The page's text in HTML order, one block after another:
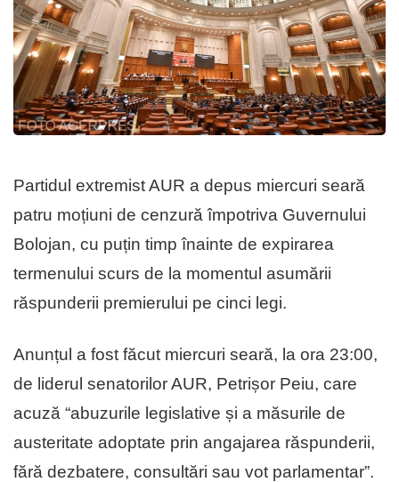
Partidul extremist AUR a depus miercuri seară
patru moțiuni de cenzură împotriva Guvernului
Bolojan, cu puțin timp înainte de expirarea
termenului scurs de la momentul asumării
răspunderii premierului pe cinci legi.
Anunțul a fost făcut miercuri seară, la ora 23:00,
de liderul senatorilor AUR, Petrișor Peiu, care
acuză “abuzurile legislative și a măsurile de
austeritate adoptate prin angajarea răspunderii,
fără dezbatere, consultări sau vot parlamentar”.